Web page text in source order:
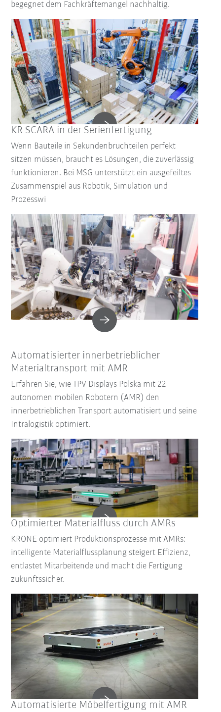
begegnet dem Fachkräftemangel nachhaltig.
KR SCARA in der Serienfertigung
Wenn Bauteile in Sekundenbruchteilen perfekt
sitzen müssen, braucht es Lösungen, die zuverlässig
funktionieren. Bei MSG unterstützt ein ausgefeiltes
Zusammenspiel aus Robotik, Simulation und
Prozesswi
Automatisierter innerbetrieblicher
Materialtransport mit AMR
Erfahren Sie, wie TPV Displays Polska mit 22
autonomen mobilen Robotern (AMR) den
innerbetrieblichen Transport automatisiert und seine
Intralogistik optimiert.
Optimierter Materialfluss durch AMRs
KRONE optimiert Produktionsprozesse mit AMRs:
intelligente Materialflussplanung steigert Effizienz,
entlastet Mitarbeitende und macht die Fertigung
zukunftssicher.
Automatisierte Möbelfertigung mit AMR